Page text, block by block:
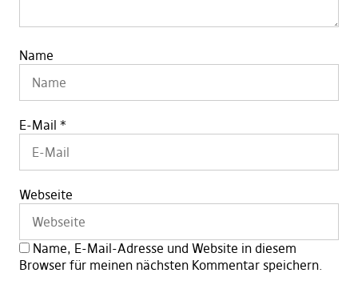
Name
E-Mail *
Webseite
Name, E-Mail-Adresse und Website in diesem
Browser für meinen nächsten Kommentar speichern.